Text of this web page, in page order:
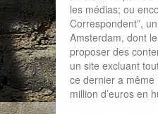
les médias; ou
Correspondent”,
Amsterdam, dont
proposer des
un site excluant
ce dernier a même
million d’euros en